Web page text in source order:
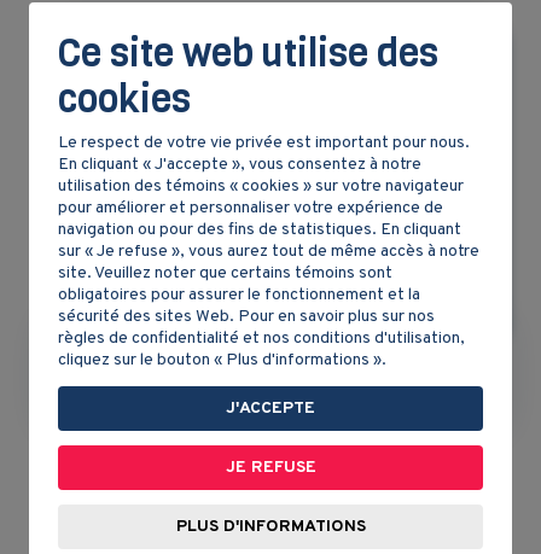
Communisme
Ce site web utilise des
cookies
Le respect de votre vie privée est important pour nous.
En cliquant « J'accepte », vous consentez à notre
utilisation des témoins « cookies » sur votre navigateur
pour améliorer et personnaliser votre expérience de
navigation ou pour des fins de statistiques. En cliquant
sur « Je refuse », vous aurez tout de même accès à notre
site. Veuillez noter que certains témoins sont
obligatoires pour assurer le fonctionnement et la
sécurité des sites Web. Pour en savoir plus sur nos
règles de confidentialité et nos conditions d'utilisation,
cliquez sur le bouton « Plus d'informations ».
J'ACCEPTE
JE REFUSE
PLUS D'INFORMATIONS